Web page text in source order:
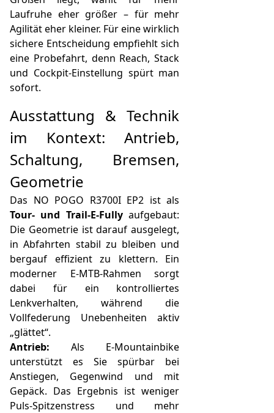
Laufruhe eher größer – für mehr
Agilität eher kleiner. Für eine wirklich
sichere Entscheidung empfiehlt sich
eine Probefahrt, denn Reach, Stack
und Cockpit-Einstellung spürt man
sofort.
Ausstattung & Technik
im Kontext: Antrieb,
Schaltung, Bremsen,
Geometrie
Das NO POGO R3700I EP2 ist als
Tour- und Trail-E-Fullyaufgebaut:
Die Geometrie ist darauf ausgelegt,
in Abfahrten stabil zu bleiben und
bergauf effizient zu klettern. Ein
moderner E-MTB-Rahmen sorgt
dabei für ein kontrolliertes
Lenkverhalten, während die
Vollfederung Unebenheiten aktiv
„glättet“.
Antrieb: Als E-Mountainbike
unterstützt es Sie spürbar bei
Anstiegen, Gegenwind und mit
Gepäck. Das Ergebnis ist weniger
Puls-Spitzenstress und mehr